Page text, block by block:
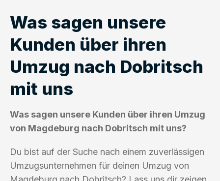
Was sagen unsere
Kunden über ihren
Umzug nach Dobritsch
mit uns
Was sagen unsere Kunden über ihren Umzug
von Magdeburg nach Dobritsch mit uns?
Du bist auf der Suche nach einem zuverlässigen
Umzugsunternehmen für deinen Umzug von